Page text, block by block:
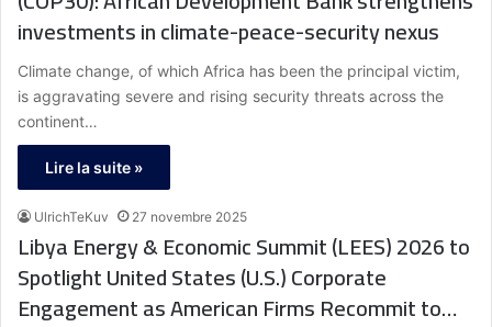
investments in climate-peace-security nexus
Climate change, of which Africa has been the principal victim,
is aggravating severe and rising security threats across the
continent…
Lire la suite »
UlrichTeKuv 27 novembre 2025
Libya Energy & Economic Summit (LEES) 2026 to
Spotlight United States (U.S.) Corporate
Engagement as American Firms Recommit to